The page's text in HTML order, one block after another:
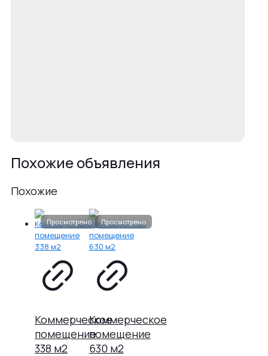
Похожие объявления
Похожие
Коммерческое
помещение
338 м2
Коммерческое
помещение
630 м2